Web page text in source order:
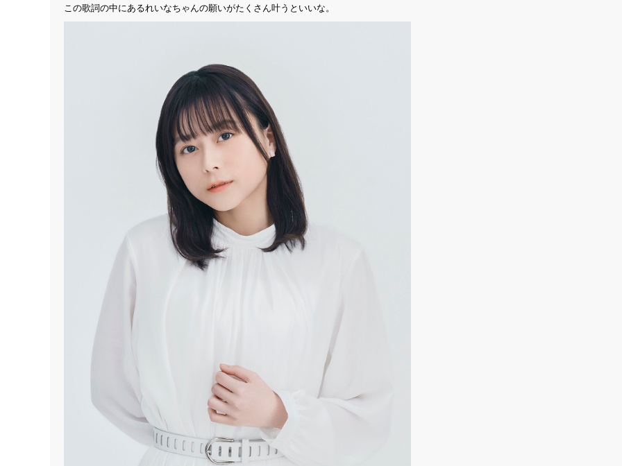
この歌詞の中にあるれいなちゃんの願いがたくさん叶うといいな。